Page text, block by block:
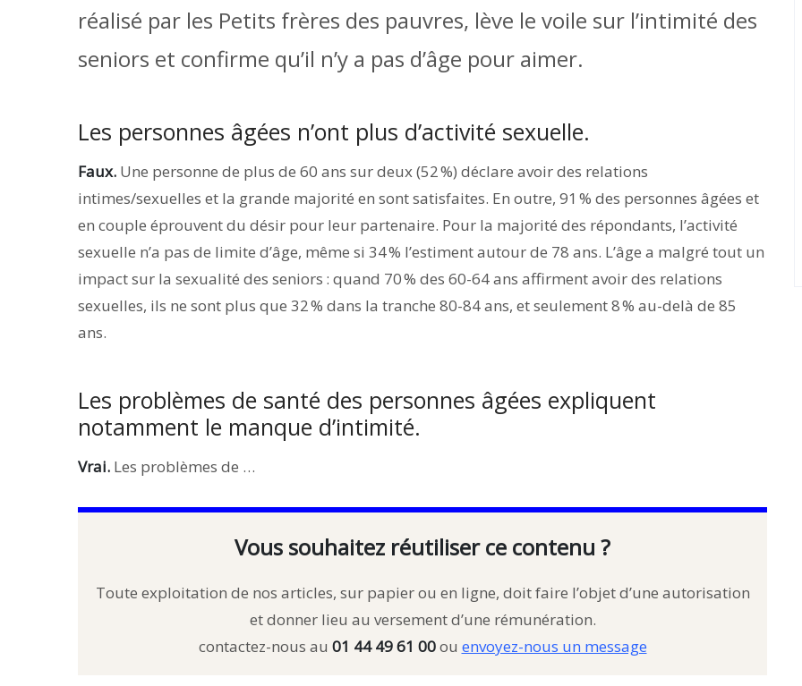
réalisé par les Petits frères des pauvres, lève le voile sur l’intimité des
seniors et confirme qu’il n’y a pas d’âge pour aimer.
Les personnes âgées n’ont plus d’activité sexuelle.
Faux. Une personne de plus de 60 ans sur deux (52 %) déclare avoir des relations
intimes/sexuelles et la grande majorité en sont satisfaites. En outre, 91 % des personnes âgées et
en couple éprouvent du désir pour leur partenaire. Pour la majorité des répondants, l’activité
sexuelle n’a pas de limite d’âge, même si 34 % l’estiment autour de 78 ans. L’âge a malgré tout un
impact sur la sexualité des seniors : quand 70 % des 60-64 ans affirment avoir des relations
sexuelles, ils ne sont plus que 32 % dans la tranche 80-84 ans, et seulement 8 % au-delà de 85
ans.
Les problèmes de santé des personnes âgées expliquent
notamment le manque d’intimité.
Vrai. Les problèmes de …
Vous souhaitez réutiliser ce contenu ?
Toute exploitation de nos articles, sur papier ou en ligne, doit faire l’objet d’une autorisation
et donner lieu au versement d’une rémunération.
contactez-nous au 01 44 49 61 00ou envoyez-nous un message